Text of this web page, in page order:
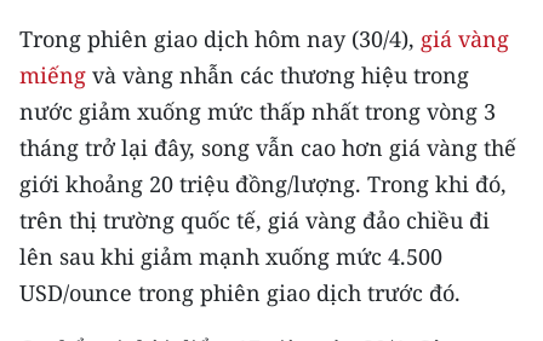
KIỂM CHỨNG THÔNG TIN
TRI THỨC CHUYÊN SÂU
54 DÂN TỘC VIỆT NAM
CHƯƠNG TRÌNH OCOP - MỖI XÃ
MỘT SẢN PHẨM
Trong phiên giao dịch hôm nay (30/4), giá vàng
miếng và vàng nhẫn các thương hiệu trong
nước giảm xuống mức thấp nhất trong vòng 3
tháng trở lại đây, song vẫn cao hơn giá vàng thế
giới khoảng 20 triệu đồng/lượng. Trong khi đó,
trên thị trường quốc tế, giá vàng đảo chiều đi
lên sau khi giảm mạnh xuống mức 4.500
USD/ounce trong phiên giao dịch trước đó.​